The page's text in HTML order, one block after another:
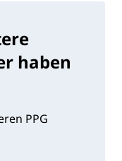
haben
PPG